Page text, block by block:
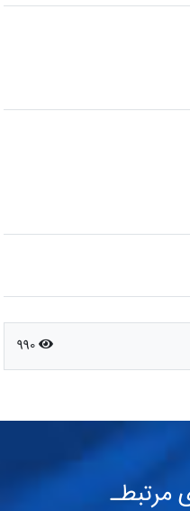
990
مرتبطـ